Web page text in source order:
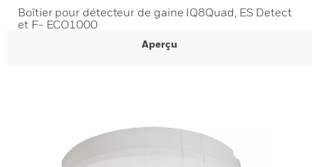
Boîtier pour détecteur de gaine IQ8Quad, ES Detect
et F- ECO1000
Aperçu